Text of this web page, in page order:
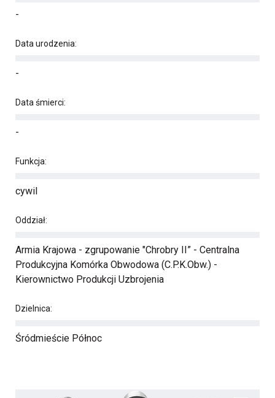
-
Data urodzenia:
-
Data śmierci:
-
Funkcja:
cywil
Oddział:
Armia Krajowa - zgrupowanie "Chrobry II” - Centralna
Produkcyjna Komórka Obwodowa (C.P.K.Obw.) -
Kierownictwo Produkcji Uzbrojenia
Dzielnica:
Śródmieście Północ